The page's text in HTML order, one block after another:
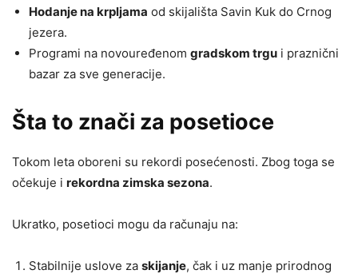
Hodanje na krpljama od skijališta Savin Kuk do Crnog
jezera.
Programi na novouređenom gradskom trgu i praznični
bazar za sve generacije.
Šta to znači za posetioce
Tokom leta oboreni su rekordi posećenosti. Zbog toga se
očekuje i rekordna zimska sezona.
Ukratko, posetioci mogu da računaju na:
Stabilnije uslove za skijanje, čak i uz manje prirodnog